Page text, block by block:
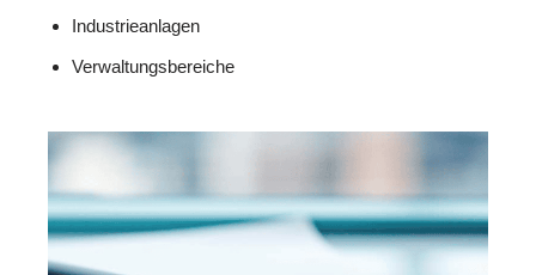
Industrieanlagen
Verwaltungsbereiche